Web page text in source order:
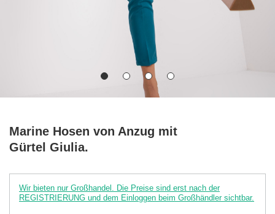
Marine Hosen von Anzug mit
Gürtel Giulia.
Wir bieten nur Großhandel. Die Preise sind erst nach der
REGISTRIERUNG und dem Einloggen beim Großhändler sichtbar.